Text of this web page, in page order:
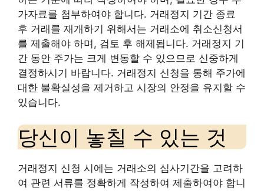
가자료를 첨부하여야 합니다. 거래정지 기간 종료
후 거래를 재개하기 위해서는 거래소에 취소신청서
를 제출해야 하며, 검토 후 해제됩니다. 거래정지 기
간 동안 주가는 크게 변동할 수 있으므로 신중하게
결정하시기 바랍니다. 거래정지 신청을 통해 주가에
대한 불확실성을 제거하고 시장의 안정을 유지할 수
있습니다.
당신이 놓칠 수 있는 것
거래정지 신청 시에는 거래소의 심사기간을 고려하
여 관련 서류를 정확하게 작성하여 제출하여야 합니